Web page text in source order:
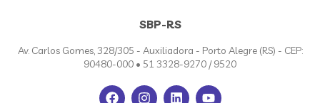
SBP-RS
Av. Carlos Gomes, 328/305 - Auxiliadora - Porto Alegre (RS) - CEP:
90480-000 • 51 3328-9270 / 9520